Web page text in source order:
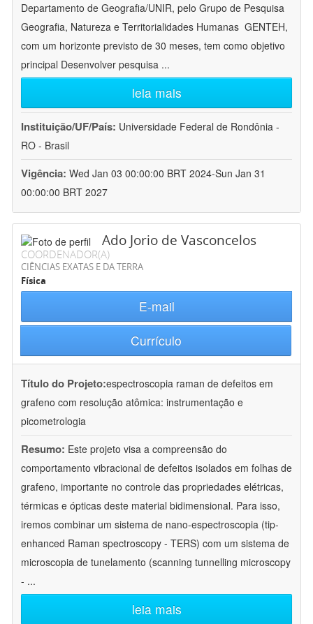
Departamento de Geografia/UNIR, pelo Grupo de Pesquisa
Geografia, Natureza e Territorialidades Humanas  GENTEH,
com um horizonte previsto de 30 meses, tem como objetivo
principal Desenvolver pesquisa ...
leia mais
Instituição/UF/País: Universidade Federal de Rondônia -
RO - Brasil
Vigência: Wed Jan 03 00:00:00 BRT 2024-Sun Jan 31
00:00:00 BRT 2027
Ado Jorio de Vasconcelos
COORDENADOR(A)
CIÊNCIAS EXATAS E DA TERRA
Física
E-mail
Currículo
Título do Projeto:espectroscopia raman de defeitos em
grafeno com resolução atômica: instrumentação e
picometrologia
Resumo: Este projeto visa a compreensão do
comportamento vibracional de defeitos isolados em folhas de
grafeno, importante no controle das propriedades elétricas,
térmicas e ópticas deste material bidimensional. Para isso,
iremos combinar um sistema de nano-espectroscopia (tip-
enhanced Raman spectroscopy - TERS) com um sistema de
microscopia de tunelamento (scanning tunnelling microscopy
- ...
leia mais